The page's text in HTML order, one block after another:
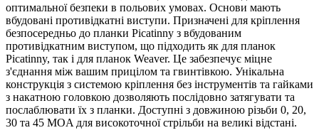
оптимальної безпеки в польових умовах. Основи мають
вбудовані противідкатні виступи. Призначені для кріплення
безпосередньо до планки Picatinny з вбудованим
противідкатним виступом, що підходить як для планок
Picatinny, так і для планок Weaver. Це забезпечує міцне
з'єднання між вашим прицілом та гвинтівкою. Унікальна
конструкція з системою кріплення без інструментів та гайками
з накатною головкою дозволяють послідовно затягувати та
послаблювати їх з планки. Доступні з довжиною різьби 0, 20,
30 та 45 MOA для високоточної стрільби на великі відстані.